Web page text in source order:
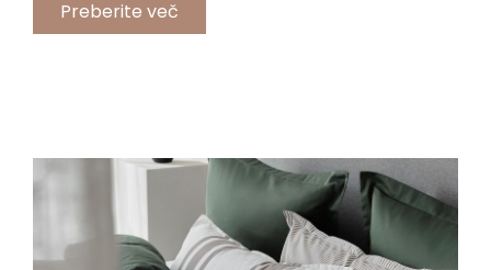
Preberite več